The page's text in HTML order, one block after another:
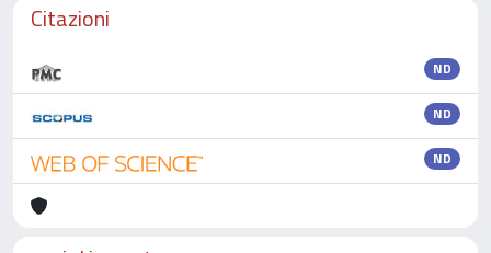
Citazioni
ND
ND
ND